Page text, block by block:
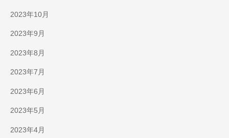
2023年10月
2023年9月
2023年8月
2023年7月
2023年6月
2023年5月
2023年4月